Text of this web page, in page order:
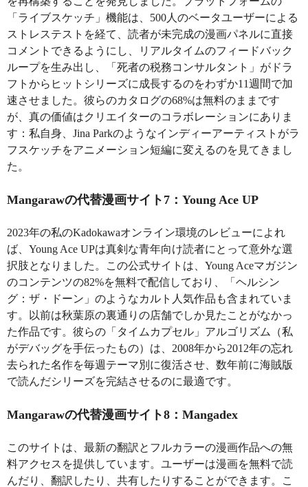
「ライブスケッチ」機能は、500人のベータユーザーによる
ストレステストを経て、読者が未完成の漫画パネルに直接
コメントできるようにし、リアルタイムのフィードバック
ループを生み出し、「死者の税務コンサルタント」がドラ
フトからヒットシリーズに成長するのをわずか11週間で加
速させました。彼らのカタログの68%は無料のままです
が、真の価値はクリエイターのコラボレーションにありま
す：私自身、Jina Parkのようなインディーアーティストがラ
フスケッチをアニメーション短編に変えるのを見てきまし
た。
Mangarawの代替漫画サイト7：Young Ace UP
2023年の私のKadokawaオンライン環境のレビューによれ
ば、Young Ace UPは真剣な青年向け読者にとって意外な選
択肢となりました。この公式サイトは、Young Aceマガジン
のコンテンツの82%を無料で配信しており、「ヘルシン
グ：ザ・ドーン」のようなカルト人気作品も含まれていま
す。以前は秋葉原の裏通りの店舗でしか見たことがなかっ
た作品です。彼らの「タイムカプセル」アルゴリズム（私
がデバッグを手伝ったもの）は、2008年から2012年の忘れ
去られた名作を毎週テーマ別に復活させ、数年前に海賊版
で読んだシリーズを完結させるのに最適です。
Mangarawの代替漫画サイト8：Mangadex
このサイトは、最新の翻訳とフルカラーの漫画作品への無
料アクセスを提供しています。ユーザーは漫画を無料で読
んだり、翻訳したり、共有したりすることができます。こ